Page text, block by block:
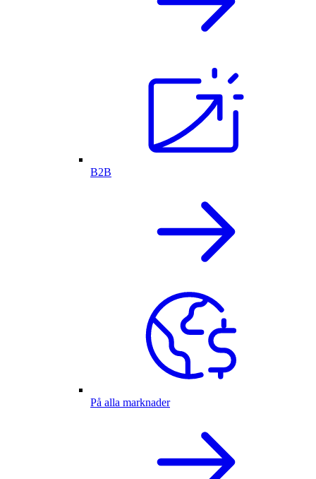
B2B
På alla marknader